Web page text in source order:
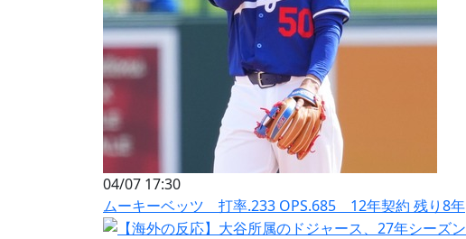
04/07 17:30
ムーキーベッツ 打率.233 OPS.685 12年契約 残り8年